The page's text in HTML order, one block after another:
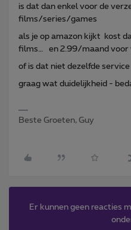
is dat dan enkel voor de
films/series/games
als je op amazon kijkt kost
films… en 2.99/maand voor
of is dat niet dezelfde service
graag wat duidelijkheid -
Beste Groeten, Guy
Er kunnen geen reacties